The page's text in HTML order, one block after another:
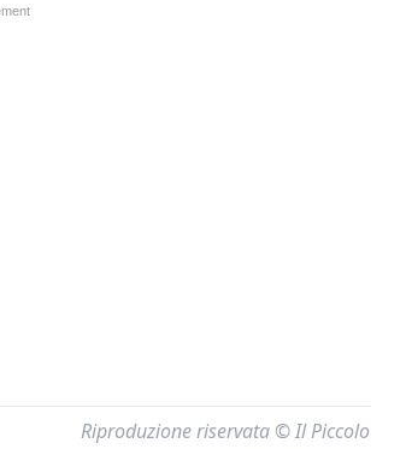
Riproduzione riservata © Il Piccolo